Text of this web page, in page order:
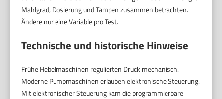
Mahlgrad, Dosierung und Tampen zusammen betrachten.
Ändere nur eine Variable pro Test.
Technische und historische Hinweise
Frühe Hebelmaschinen regulierten Druck mechanisch.
Moderne Pumpmaschinen erlauben elektronische Steuerung.
Mit elektronischer Steuerung kam die programmierbare